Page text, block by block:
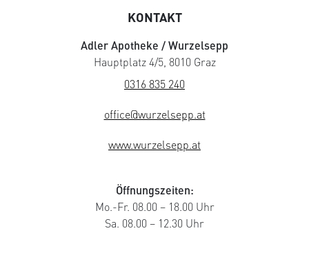
KONTAKT
Adler Apotheke / Wurzelsepp
Hauptplatz 4/5, 8010 Graz
0316 835 240
office@wurzelsepp.at
www.wurzelsepp.at
Öffnungszeiten:
Mo.-Fr. 08.00 – 18.00 Uhr
Sa. 08.00 – 12.30 Uhr